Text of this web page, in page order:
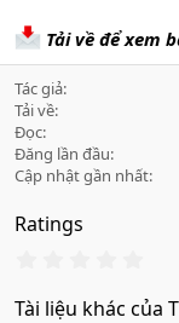
Tải về để xem
Tác giả
Tải về
Đọc
Đăng lần đầu
Cập nhật gần nhất
Ratings
0
0
Tài liệu khác của